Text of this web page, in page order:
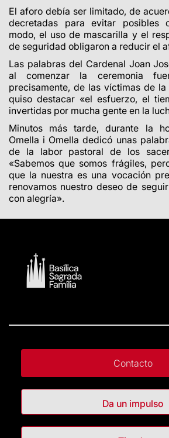
El aforo debía ser limitado, de
decretadas para evitar posibles
modo, el uso de mascarilla y el
de seguridad obligaron a reducir el
Las palabras del Cardenal Joan
al comenzar la ceremonia
precisamente, de las víctimas de la
quiso destacar «el esfuerzo, el
invertidas por mucha gente en la
Minutos más tarde, durante la
Omella i Omella dedicó unas
de la labor pastoral de los
«Sabemos que somos frágiles,
que la nuestra es una vocación
renovamos nuestro deseo de
con alegría».
Contacto
Da un impulso